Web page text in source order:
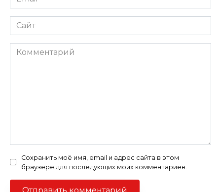
*
Сайт
Комментарий
Сохранить моё имя, email и адрес сайта в этом
браузере для последующих моих комментариев.